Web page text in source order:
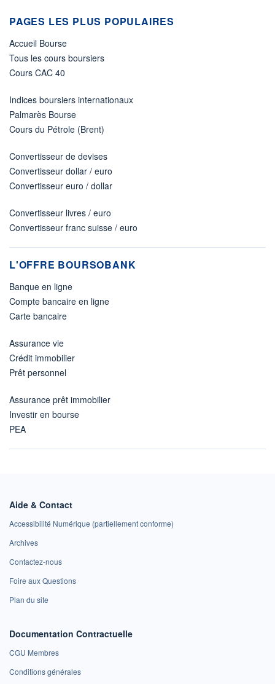
4/7
PAGES LES PLUS POPULAIRES
Accueil Bourse
Tous les cours boursiers
Cours CAC 40
Indices boursiers internationaux
Palmarès Bourse
Cours du Pétrole (Brent)
Convertisseur de devises
Convertisseur dollar / euro
Convertisseur euro / dollar
Convertisseur livres / euro
Convertisseur franc suisse / euro
L'OFFRE BOURSOBANK
Banque en ligne
Compte bancaire en ligne
Carte bancaire
Assurance vie
Crédit immobilier
Prêt personnel
Assurance prêt immobilier
Investir en bourse
PEA
Aide & Contact
Accessibilité Numérique (partiellement conforme)
Archives
Contactez-nous
Foire aux Questions
Plan du site
Documentation Contractuelle
CGU Membres
Conditions générales